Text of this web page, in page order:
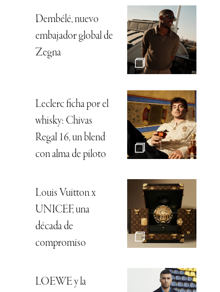
Dembélé, nuevo
embajador global de
Zegna
Leclerc ficha por el
whisky: Chivas
Regal 16, un blend
con alma de piloto
Louis Vuitton x
UNICEF, una
década de
compromiso
LOEWE y la